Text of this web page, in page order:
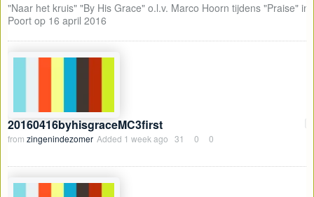
"Naar het kruis" "By His Grace" o.l.v. Marco Hoorn tijdens "Praise" in
Poort op 16 april 2016
20160416byhisgraceMC3first
from zingenindezomer Added 1 week ago 31 0 0